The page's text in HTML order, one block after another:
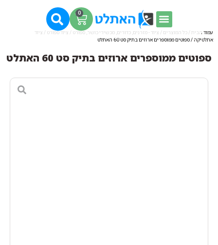
0
עמוד הבית / כל המוצרים / ציוד - מזרנים, כדורים, מכשירי כושר, ספורט / ציוד ספורט / ציוד
אתלטיקה / ספוטים ממוספרים ארוזים בתיק סט 60 האתלט
ספוטים ממוספרים ארוזים בתיק סט 60 האתלט